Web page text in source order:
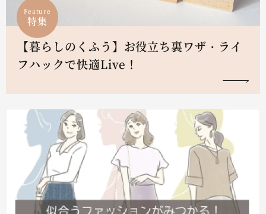
Feature
特集
【暮らしのくふう】お役立ち裏ワザ・ライ
フハックで快適Live！